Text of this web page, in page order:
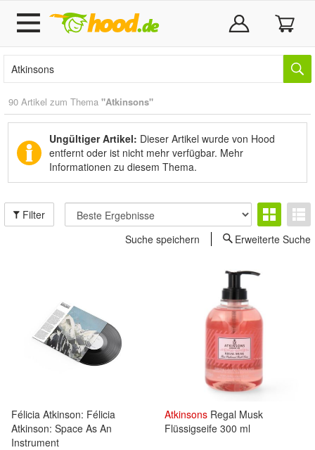
90 Artikel zum Thema "Atkinsons"
Ungültiger Artikel: Dieser Artikel wurde von Hood
entfernt oder ist nicht mehr verfügbar. Mehr
Informationen zu diesem Thema.
Filter
Suche speichern
Erweiterte Suche
Félicia Atkinson: Félicia
Atkinson: Space As An
Instrument
Atkinsons Regal Musk
Flüssigseife 300 ml